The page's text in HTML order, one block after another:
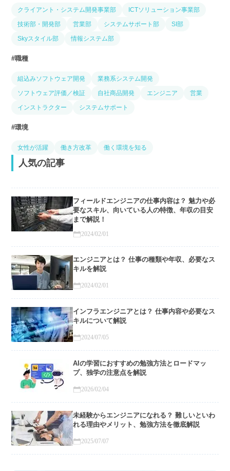
クライアント・システム開発事業部
ICTソリューション事業部
技術部・開発部
営業部 システムサポート部
SI部
Skyスタイル部
情報システム部
職種
組込みソフトウェア開発
業務系システム開発
ソフトウェア評価／検証
自社商品開発 エンジニア
営業
インストラクター
システムサポート
環境
女性が活躍 働き方改革 働く環境を知る
人気の記事
フィールドエンジニアの仕事内容は？ 魅力や必
要なスキル、向いている人の特徴、年収の目安
まで解説！
2024/02/01
エンジニアとは？ 仕事の種類や年収、必要なス
キルを解説
2024/02/01
インフラエンジニアとは？ 仕事内容や必要なス
キルについて解説
2024/07/05
AIの学習におすすめの勉強方法とロードマッ
プ、独学の注意点を解説
2026/02/04
未経験からエンジニアになれる？ 難しいといわ
れる理由やメリット、勉強方法を徹底解説
2025/07/07